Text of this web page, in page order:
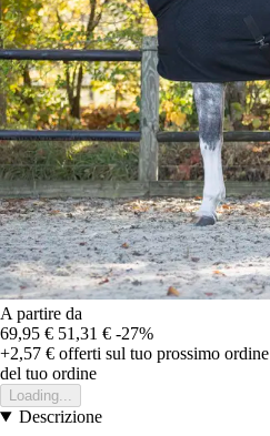
A partire da
69,95 € 51,31 € -27%
+2,57 € offerti sul tuo prossimo ordine
del tuo ordine
Loading...
Descrizione